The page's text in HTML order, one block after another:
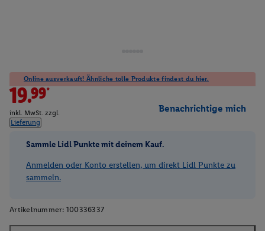
Online ausverkauft! Ähnliche tolle Produkte findest du hier.
19.99*
inkl. MwSt. zzgl.
Lieferung
Benachrichtige mich
Sammle Lidl Punkte mit deinem Kauf.
Anmelden oder Konto erstellen, um direkt Lidl Punkte zu
sammeln.
Artikelnummer: 100336337